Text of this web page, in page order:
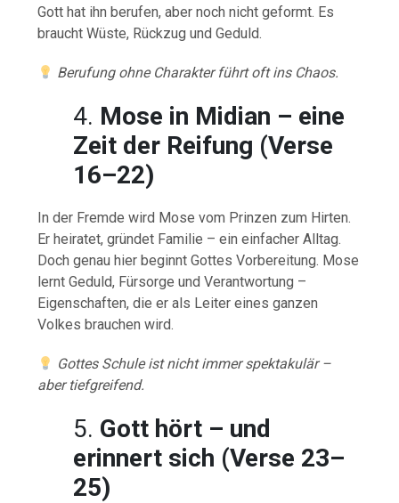
Gott hat ihn berufen, aber noch nicht geformt. Es
braucht Wüste, Rückzug und Geduld.
Berufung ohne Charakter führt oft ins Chaos.
4. Mose in Midian – eine
Zeit der Reifung (Verse
16–22)
In der Fremde wird Mose vom Prinzen zum Hirten.
Er heiratet, gründet Familie – ein einfacher Alltag.
Doch genau hier beginnt Gottes Vorbereitung. Mose
lernt Geduld, Fürsorge und Verantwortung –
Eigenschaften, die er als Leiter eines ganzen
Volkes brauchen wird.
Gottes Schule ist nicht immer spektakulär –
aber tiefgreifend.
5. Gott hört – und
erinnert sich (Verse 23–
25)